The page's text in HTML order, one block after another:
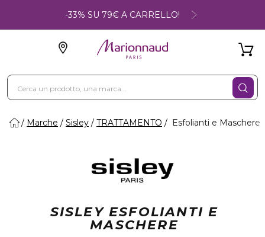
-33% SU 79€ A CARRELLO!
Marche Sisley TRATTAMENTO Esfolianti e Maschere
SISLEY ESFOLIANTI E
MASCHERE